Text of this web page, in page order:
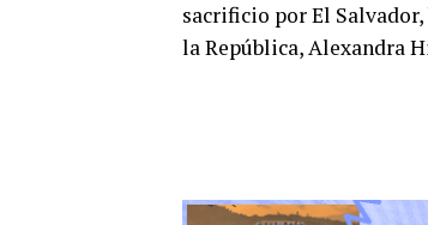
sacrificio por El
la República, Alexandra